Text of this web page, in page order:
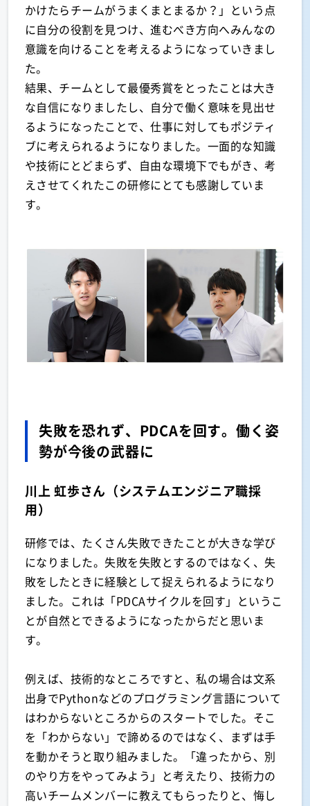
かけたらチームがうまくまとまるか？」という点
に自分の役割を見つけ、進むべき方向へみんなの
意識を向けることを考えるようになっていきまし
た。
結果、チームとして最優秀賞をとったことは大き
な自信になりましたし、自分で働く意味を見出せ
るようになったことで、仕事に対してもポジティ
ブに考えられるようになりました。一面的な知識
や技術にとどまらず、自由な環境下でもがき、考
えさせてくれたこの研修にとても感謝していま
す。
失敗を恐れず、PDCAを回す。働く姿
勢が今後の武器に
川上 虹歩さん（システムエンジニア職採
用）
研修では、たくさん失敗できたことが大きな学び
になりました。失敗を失敗とするのではなく、失
敗をしたときに経験として捉えられるようになり
ました。これは「PDCAサイクルを回す」というこ
とが自然とできるようになったからだと思いま
す。
例えば、技術的なところですと、私の場合は文系
出身でPythonなどのプログラミング言語について
はわからないところからのスタートでした。そこ
を「わからない」で諦めるのではなく、まずは手
を動かそうと取り組みました。「違ったから、別
のやり方をやってみよう」と考えたり、技術力の
高いチームメンバーに教えてもらったりと、悔し